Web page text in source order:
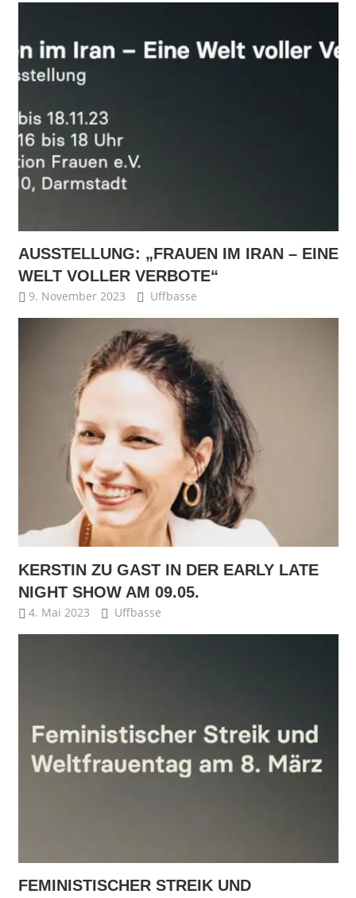
AUSSTELLUNG: „FRAUEN IM IRAN – EINE
WELT VOLLER VERBOTE“
9. November 2023 Uffbasse
KERSTIN ZU GAST IN DER EARLY LATE
NIGHT SHOW AM 09.05.
4. Mai 2023 Uffbasse
FEMINISTISCHER STREIK UND